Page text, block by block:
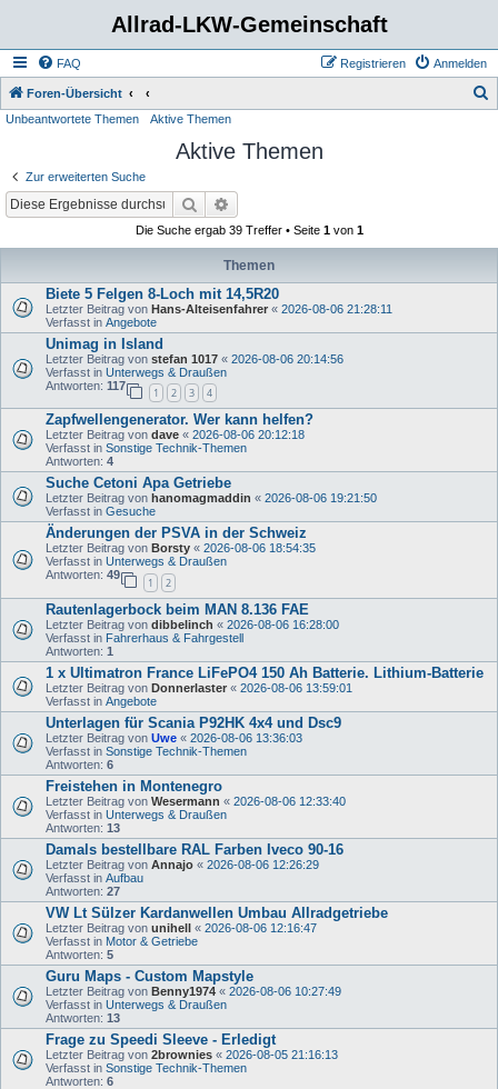
Allrad-LKW-Gemeinschaft
FAQ Anmelden
Registrieren
Foren-Übersicht
Unbeantwortete Themen Aktive Themen
Aktive Themen
Zur erweiterten Suche
Suche
Die Suche ergab 39 Treffer • Seite 1von 1
Themen
Biete 5 Felgen 8-Loch mit 14,5R20
Letzter Beitrag von Hans-Alteisenfahrer « 2026-08-06 21:28:11
Verfasst in Angebote
Unimag in Island
Letzter Beitrag von stefan 1017 « 2026-08-06 20:14:56
Verfasst in Unterwegs & Draußen
Antworten: 117
1 2 3 4
Zapfwellengenerator. Wer kann helfen?
Letzter Beitrag von dave « 2026-08-06 20:12:18
Verfasst in Sonstige Technik-Themen
Antworten: 4
Suche Cetoni Apa Getriebe
Letzter Beitrag von hanomagmaddin « 2026-08-06 19:21:50
Verfasst in Gesuche
Änderungen der PSVA in der Schweiz
Letzter Beitrag von Borsty « 2026-08-06 18:54:35
Verfasst in Unterwegs & Draußen
Antworten: 49
1 2
Rautenlagerbock beim MAN 8.136 FAE
Letzter Beitrag von dibbelinch « 2026-08-06 16:28:00
Verfasst in Fahrerhaus & Fahrgestell
Antworten: 1
1 x Ultimatron France LiFePO4 150 Ah Batterie. Lithium-Batterie
Letzter Beitrag von Donnerlaster « 2026-08-06 13:59:01
Verfasst in Angebote
Unterlagen für Scania P92HK 4x4 und Dsc9
Letzter Beitrag von Uwe « 2026-08-06 13:36:03
Verfasst in Sonstige Technik-Themen
Antworten: 6
Freistehen in Montenegro
Letzter Beitrag von Wesermann « 2026-08-06 12:33:40
Verfasst in Unterwegs & Draußen
Antworten: 13
Damals bestellbare RAL Farben Iveco 90-16
Letzter Beitrag von Annajo « 2026-08-06 12:26:29
Verfasst in Aufbau
Antworten: 27
VW Lt Sülzer Kardanwellen Umbau Allradgetriebe
Letzter Beitrag von unihell « 2026-08-06 12:16:47
Verfasst in Motor & Getriebe
Antworten: 5
Guru Maps - Custom Mapstyle
Letzter Beitrag von Benny1974 « 2026-08-06 10:27:49
Verfasst in Unterwegs & Draußen
Antworten: 13
Frage zu Speedi Sleeve - Erledigt
Letzter Beitrag von 2brownies « 2026-08-05 21:16:13
Verfasst in Sonstige Technik-Themen
Antworten: 6